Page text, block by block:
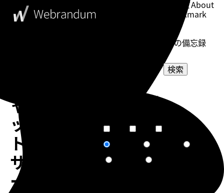
このブログについてAbout
Bookmark
ウェブデザイナーの備忘録
ャ
ッ
ト
サ
ー
検索
選択してください